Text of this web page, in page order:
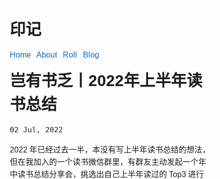
印记
Home About Roll Blog
岂有书乏丨2022年上半年读
书总结
02 Jul, 2022
2022 年已经过去一半，本没有写上半年读书总结的想法，
但在我加入的一个读书微信群里，有群友主动发起一个年
中读书总结分享会，挑选出自己上半年读过的 Top3 进行